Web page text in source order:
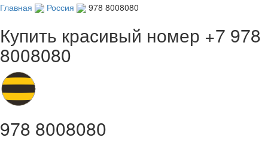
Главная Россия 978 8008080
Купить красивый номер +7 978
8008080
978 8008080